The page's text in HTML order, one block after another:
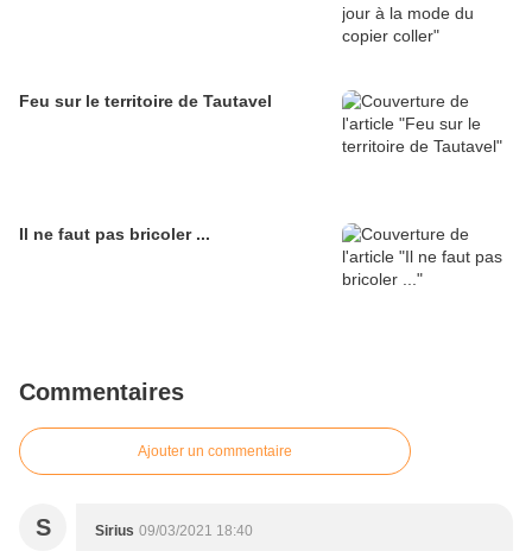
Feu sur le territoire de Tautavel
Il ne faut pas bricoler ...
Commentaires
Ajouter un commentaire
S Sirius 09/03/2021 18:40